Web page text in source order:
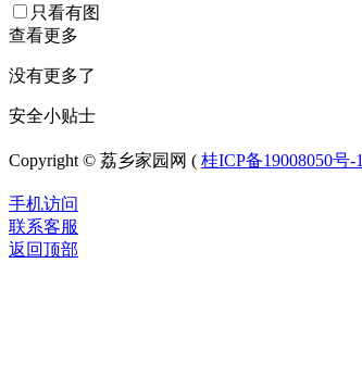
只看有图
查看更多
没有更多了
安全小贴士
Copyright © 荔乡家园网 ( 桂ICP备19008050号-1
手机访问
联系客服
返回顶部